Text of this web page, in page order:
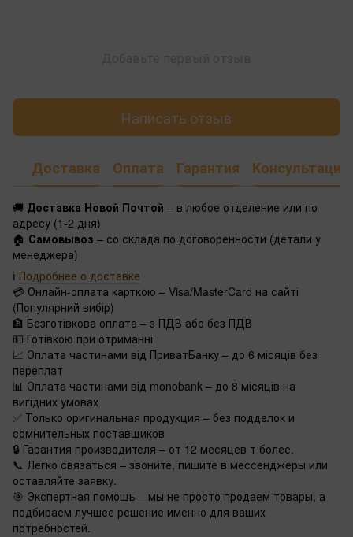
Написать отзыв
Доставка Оплата Гарантия Консультация
🚚 Доставка Новой Почтой – в любое отделение или по
адресу (1-2 дня)
🏠 Самовывоз – со склада по договоренности (детали у
менеджера)
ℹ️ Подробнее о доставке
💳 Онлайн-оплата карткою – Visa/MasterCard на сайті
(Популярний вибір)
🏦 Безготівкова оплата – з ПДВ або без ПДВ
💵 Готівкою при отриманні
📈 Оплата частинами від ПриватБанку – до 6 місяців без
переплат
📊 Оплата частинами від monobank – до 8 місяців на
вигідних умовах
✅ Только оригинальная продукция – без подделок и
сомнительных поставщиков
🔒 Гарантия производителя – от 12 месяцев т более.
📞 Легко связаться – звоните, пишите в мессенджеры или
оставляйте заявку.
🎯 Экспертная помощь – мы не просто продаем товары, а
подбираем лучшее решение именно для ваших
потребностей.